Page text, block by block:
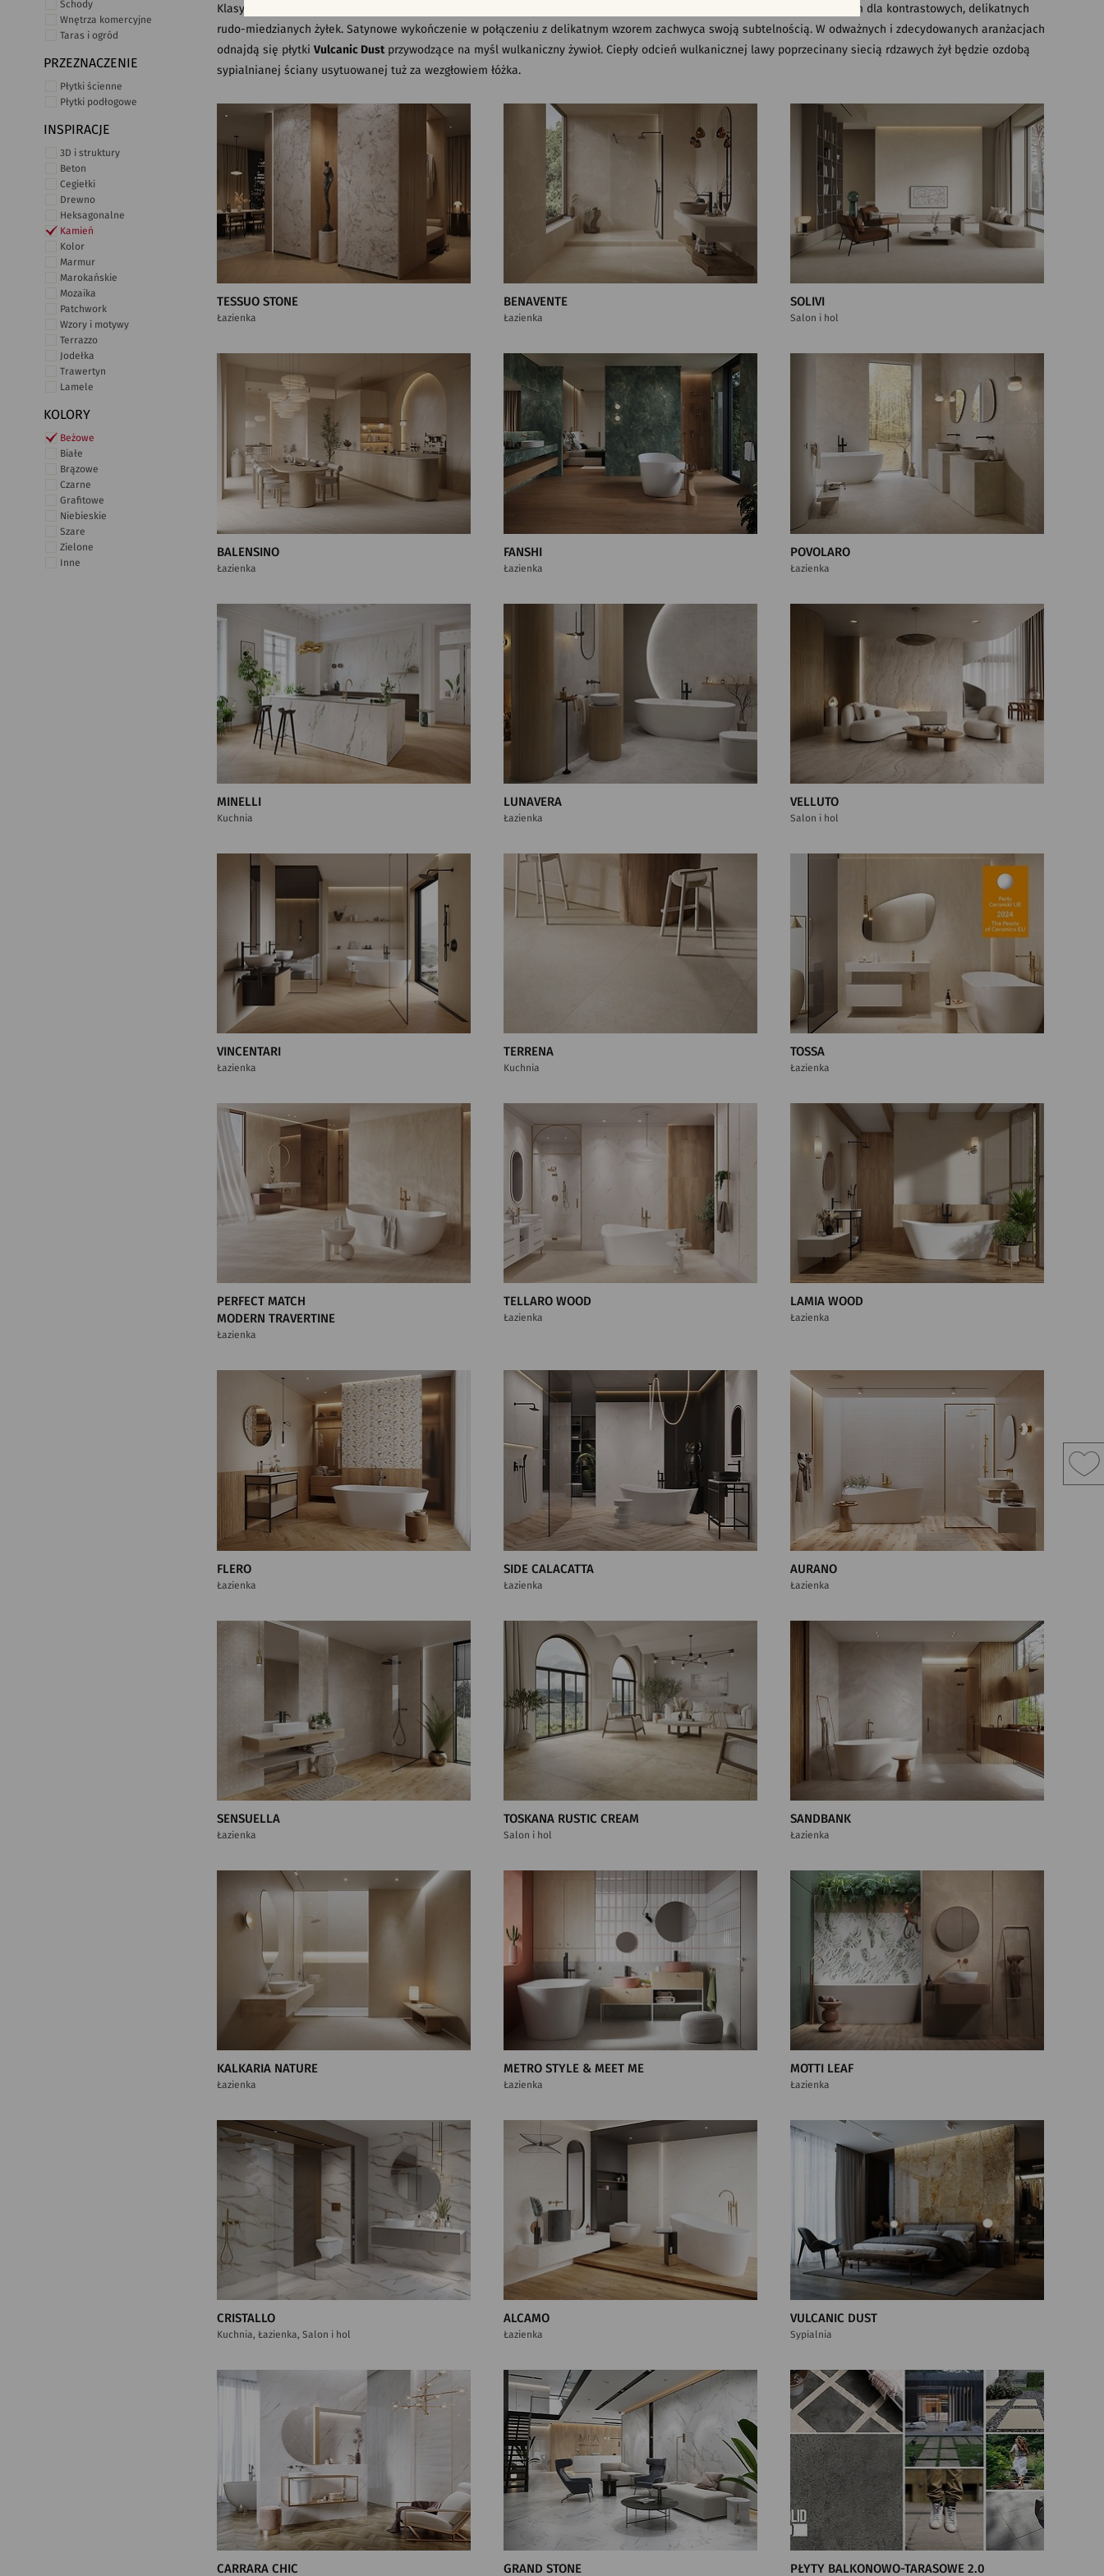
Schody
Wnętrza komercyjne
Taras i ogród
PRZEZNACZENIE
Płytki ścienne
Płytki podłogowe
INSPIRACJE
3D i struktury
Beton
Cegiełki
Drewno
Heksagonalne
Kamień
Kolor
Marmur
Marokańskie
Mozaika
Patchwork
Wzory i motywy
Terrazzo
Jodełka
Trawertyn
Lamele
KOLORY
Beżowe
Białe
Brązowe
Czarne
Grafitowe
Niebieskie
Szare
Zielone
Inne
Klasyczną urodę kamienia prezentuje również kolekcja
, do wnętrz o niewielkim metrażu. Jasne płytki stają się tłem dla kontrastowych, delikatnych
rudo-miedzianych żyłek. Satynowe wykończenie w połączeniu z delikatnym wzorem zachwyca swoją subtelnością. W odważnych i zdecydowanych aranżacjach
odnajdą się płytkiVulcanic Dustprzywodzące na myśl wulkaniczny żywioł. Ciepły odcień wulkanicznej lawy poprzecinany siecią rdzawych żył będzie ozdobą
sypialnianej ściany usytuowanej tuż za wezgłowiem łóżka.
TESSUO STONE
Łazienka
BENAVENTE
Łazienka
SOLIVI
Salon i hol
BALENSINO
Łazienka
FANSHI
Łazienka
POVOLARO
Łazienka
MINELLI
Kuchnia
LUNAVERA
Łazienka
VELLUTO
Salon i hol
VINCENTARI
Łazienka
TERRENA
Kuchnia
TOSSA
Łazienka
PERFECT MATCH
MODERN TRAVERTINE
Łazienka
TELLARO WOOD
Łazienka
LAMIA WOOD
Łazienka
FLERO
Łazienka
SIDE CALACATTA
Łazienka
AURANO
Łazienka
SENSUELLA
Łazienka
TOSKANA RUSTIC CREAM
Salon i hol
SANDBANK
Łazienka
KALKARIA NATURE
Łazienka
METRO STYLE & MEET ME
Łazienka
MOTTI LEAF
Łazienka
CRISTALLO
Kuchnia, Łazienka, Salon i hol
ALCAMO
Łazienka
VULCANIC DUST
Sypialnia
CARRARA CHIC GRAND STONE PŁYTY BALKONOWO-TARASOWE 2.0